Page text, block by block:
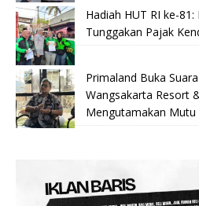
Hadiah HUT RI ke-
Tunggakan Pajak
Primaland Buka
Wangsakarta Resort
Mengutamakan Mutu